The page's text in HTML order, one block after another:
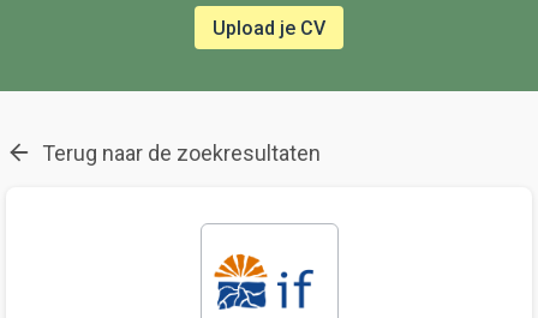
Upload je CV
Terug naar de zoekresultaten